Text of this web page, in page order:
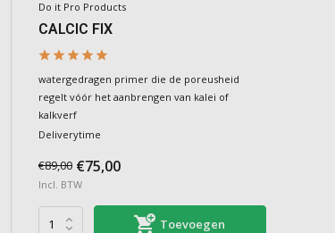
Do it Pro Products
CALCIC FIX
watergedragen primer die de poreusheid
regelt vóór het aanbrengen van kalei of
kalkverf
Deliverytime
€89,00 €75,00
Incl. BTW
Toevoegen